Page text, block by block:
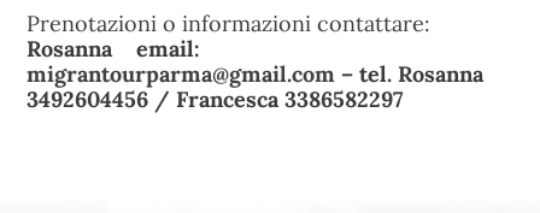
Prenotazioni o informazioni contattare:
Rosanna
email:
migrantourparma@gmail.com – tel. Rosanna
3492604456 / Francesca 3386582297